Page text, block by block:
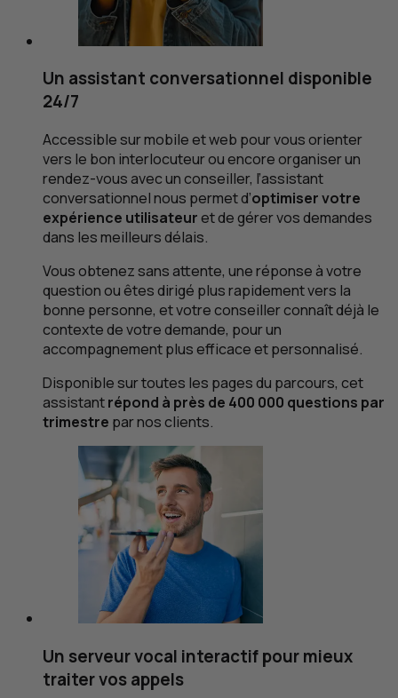
Un assistant conversationnel disponible
24/7
Accessible sur mobile et web pour vous orienter
vers le bon interlocuteur ou encore organiser un
rendez-vous avec un conseiller, l’assistant
conversationnel nous permet d’optimiser votre
expérience utilisateuret de gérer vos demandes
dans les meilleurs délais.
Vous obtenez sans attente, une réponse à votre
question ou êtes dirigé plus rapidement vers la
bonne personne, et votre conseiller connaît déjà le
contexte de votre demande, pour un
accompagnement plus efficace et personnalisé.
Disponible sur toutes les pages du parcours, cet
assistantrépond à près de 400 000 questions par
trimestre par nos clients.
Un serveur vocal interactif pour mieux
traiter vos appels